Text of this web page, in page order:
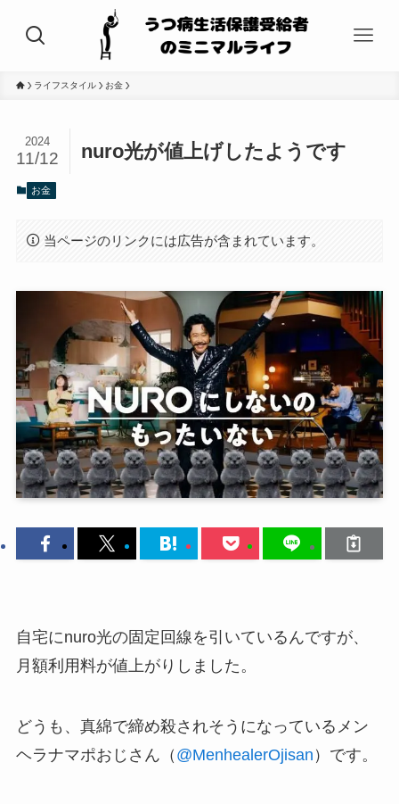
ライフスタイル お金
nuro光が値上げしたようです
2024
11/12
お金
当ページのリンクには広告が含まれています。
自宅にnuro光の固定回線を引いているんですが、
月額利用料が値上がりしました。
どうも、真綿で締め殺されそうになっているメン
ヘラナマポおじさん（ @MenhealerOjisan ）です。